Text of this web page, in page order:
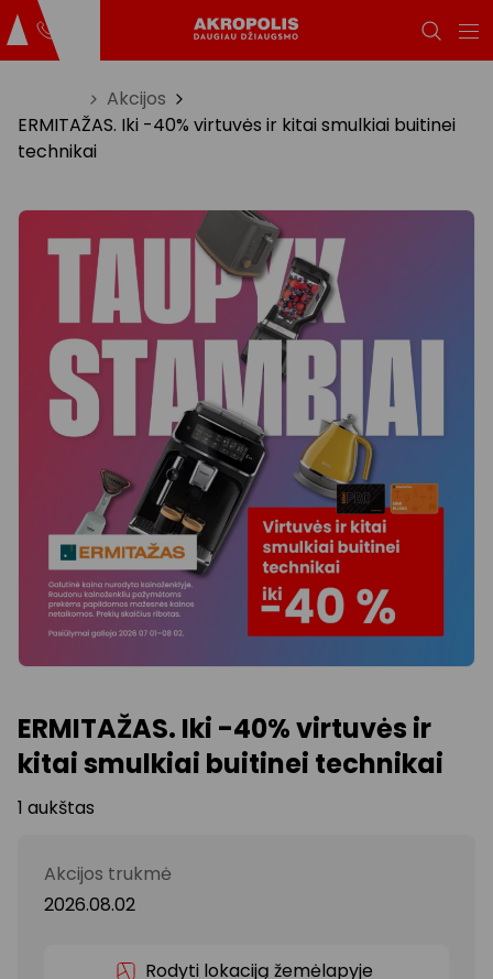
Akcijos
ERMITAŽAS. Iki -40% virtuvės ir kitai smulkiai buitinei
technikai
ERMITAŽAS. Iki -40% virtuvės ir
kitai smulkiai buitinei technikai
1 aukštas
Akcijos trukmė
2026.08.02
Rodyti lokaciją žemėlapyje